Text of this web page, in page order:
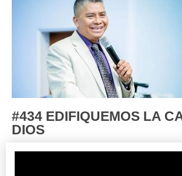
#434 EDIFIQUEMOS LA
DIOS